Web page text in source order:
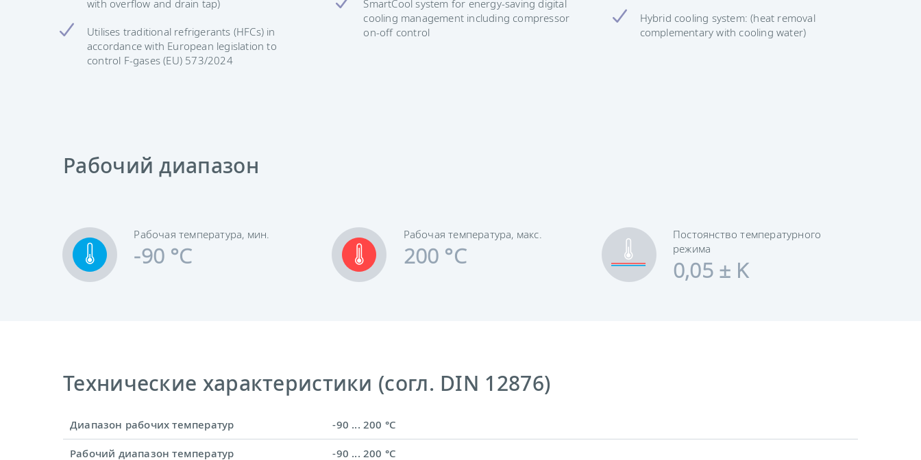
with overflow and drain tap)
Utilises traditional refrigerants (HFCs) in
accordance with European legislation to
control F-gases (EU) 573/2024
SmartCool system for energy-saving digital
cooling management including compressor
on-off control
Hybrid cooling system: (heat removal
complementary with cooling water)
Рабочий диапазон
Рабочая температура, мин.
-90 °C
Рабочая температура, макс.
200 °C
Постоянство температурного
режима
0,05 ± K
Технические характеристики (согл. DIN 12876)
Диапазон рабочих температур -90 ... 200 °C
Рабочий диапазон температур -90 ... 200 °C